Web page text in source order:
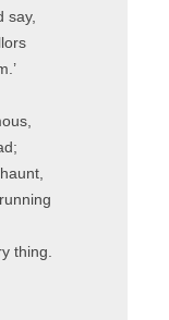
say,
thing.